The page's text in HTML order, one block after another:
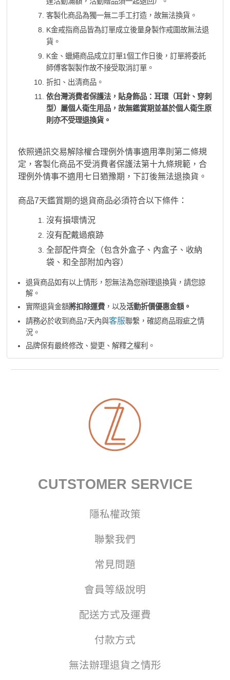
客製化商品為獨一無二手工打造，故無法換貨。
K金戒指商品皆為訂單成立後量身製作戒圍故無法退
貨。
K金、蠟繩商品成立訂單1個工作日後，訂單將委託
師傅客製製作故不接受取消訂單。
折扣、出清商品。
依台灣消費者保護法，貼身飾品：耳環（耳針、穿刺
型）屬個人衛生用品，故無鑑賞期並基於個人衛生原
則亦不受理退換貨。
依照通訊交易解除權合理例外情事適用準則第二條規
定，客製化商品不受消費者保護法第十九條規範，合
理例外情事不適用七日猶豫期，下訂後無法退換貨。
商品7天鑑賞期的退貨商品必須符合以下條件：
沒有損壞情況
沒有配戴過痕跡
全部配件齊全（包含外盒子、內盒子、收納
袋、和全部附加內容）
退貨商品如有以上情形，恕無法為您辦理退換貨，請您諒
解。
實際退貨金額將扣除運費，以及活動折價優惠金額。
請務必於收到商品7天內與客服聯繫，確認商品瑕疵之情
況。
品牌保有最終修改、變更、解釋之權利。
CUTSTOMER SERVICE
隱私權政策
聯繫我們
常見問題
會員等級說明
配送方式及運費
付款方式
無法辦理退貨之情形